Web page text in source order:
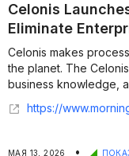
Celonis
Eliminate
Celonis makes
the planet. The
business knowledge,
https://www.morningstar.com/news/business-wire/20260512279732/celonis-launches-the-context-model-to-eliminate-enterprise-ais-operational-blind-
МАЯ 13, 2026 •